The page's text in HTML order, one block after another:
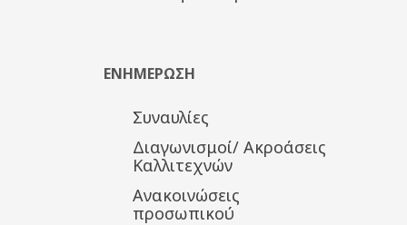
ΕΝΗΜΕΡΩΣΗ
Συναυλίες
Διαγωνισμοί/ Ακροάσεις
Καλλιτεχνών
Ανακοινώσεις
προσωπικού